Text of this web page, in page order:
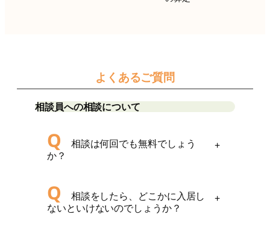
よくあるご質問
相談員への相談について
Q 相談は何回でも無料でしょう
か？
+
Q 相談をしたら、どこかに入居し
ないといけないのでしょうか？
+